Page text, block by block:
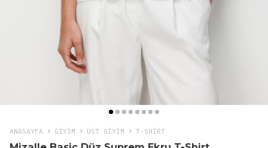
ANASAYFA GIYIM ÜST GİYİM T-SHIRT